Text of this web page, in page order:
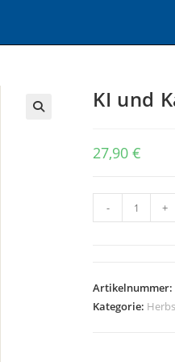
KI und
27,90€
und
- +
Artikelnummer:
Kategorie: